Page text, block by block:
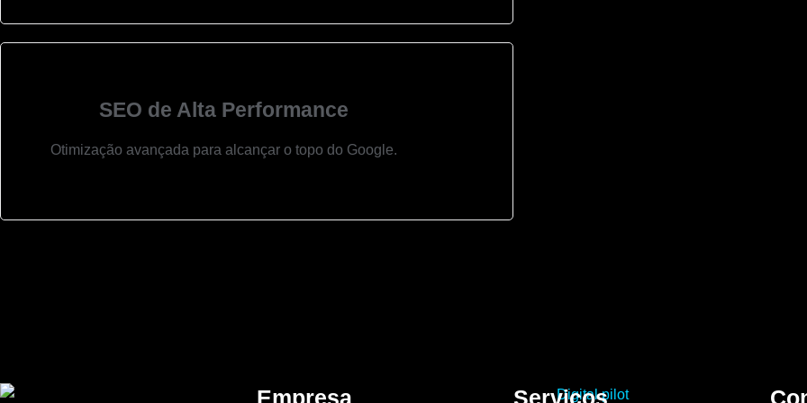
SEO de Alta Performance
Otimização avançada para alcançar o topo do Google.
Empresa Serviços